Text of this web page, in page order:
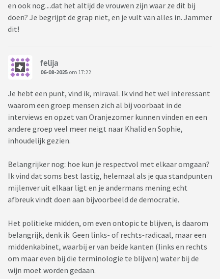
en ook nog....dat het altijd de vrouwen zijn waar ze dit bij
doen? Je begrijpt de grap niet, en je vult van alles in. Jammer
dit!
felija
06-08-2025 om 17:22
Je hebt een punt, vind ik, miraval. Ik vind het wel interessant
waarom een groep mensen zich al bij voorbaat in de
interviews en opzet van Oranjezomer kunnen vinden en een
andere groep veel meer neigt naar Khalid en Sophie,
inhoudelijk gezien.
Belangrijker nog: hoe kun je respectvol met elkaar omgaan?
Ik vind dat soms best lastig, helemaal als je qua standpunten
mijlenver uit elkaar ligt en je andermans mening echt
afbreuk vindt doen aan bijvoorbeeld de democratie.
Het politieke midden, om even ontopic te blijven, is daarom
belangrijk, denk ik. Geen links- of rechts-radicaal, maar een
middenkabinet, waarbij er van beide kanten (links en rechts
om maar even bij die terminologie te blijven) water bij de
wijn moet worden gedaan.